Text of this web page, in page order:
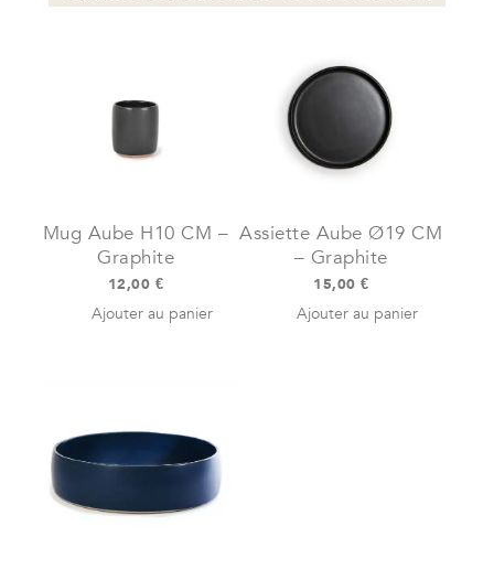
Mug Aube H10 CM –
Graphite
12,00 €
Ajouter au panier
Assiette Aube Ø19 CM
– Graphite
15,00€
Ajouter au panier